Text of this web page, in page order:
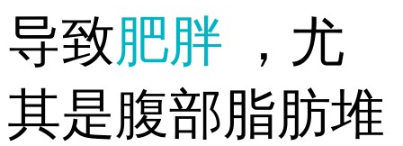
导致肥胖
，尤
其是腹部脂肪堆